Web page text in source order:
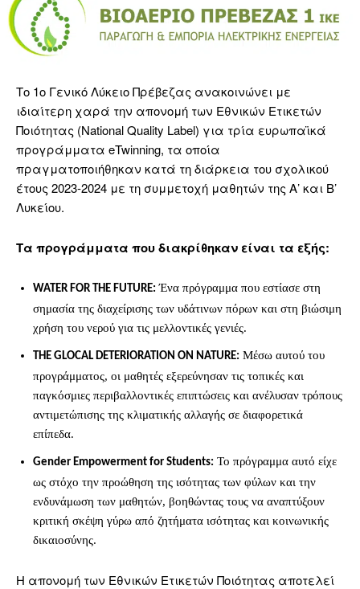
Το 1ο Γενικό Λύκειο Πρέβεζας ανακοινώνει με
ιδιαίτερη χαρά την απονομή των Εθνικών Ετικετών
Ποιότητας (National Quality Label) για τρία ευρωπαϊκά
προγράμματα eTwinning, τα οποία
πραγματοποιήθηκαν κατά τη διάρκεια του σχολικού
έτους 2023-2024 με τη συμμετοχή μαθητών της Α’ και Β’
Λυκείου.
Τα προγράμματα που διακρίθηκαν είναι τα εξής:
WATER FOR THE FUTURE: Ένα πρόγραμμα που εστίασε στη
σημασία της διαχείρισης των υδάτινων πόρων και στη βιώσιμη
χρήση του νερού για τις μελλοντικές γενιές.
THE GLOCAL DETERIORATION ON NATURE: Μέσω αυτού του
προγράμματος, οι μαθητές εξερεύνησαν τις τοπικές και
παγκόσμιες περιβαλλοντικές επιπτώσεις και ανέλυσαν τρόπους
αντιμετώπισης της κλιματικής αλλαγής σε διαφορετικά
επίπεδα.
Gender Empowerment for Students: Το πρόγραμμα αυτό είχε
ως στόχο την προώθηση της ισότητας των φύλων και την
ενδυνάμωση των μαθητών, βοηθώντας τους να αναπτύξουν
κριτική σκέψη γύρω από ζητήματα ισότητας και κοινωνικής
δικαιοσύνης.
Η απονομή των Εθνικών Ετικετών Ποιότητας αποτελεί